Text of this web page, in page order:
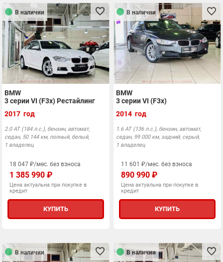
В наличии
BMW
3 серии VI (F3x) Рестайлинг
2017 год
2.0 АТ (184 л.с.), бензин, автомат,
седан, 50 144 км, полный, белый,
1 владелец
18 047 ₽/мес. без взноса
1 385 990 ₽
Цена актуальна при покупке в
кредит
КУПИТЬ
В наличии
BMW
3 серии VI (F3x)
2014 год
1.6 АТ (136 л.с.), бензин, автомат,
седан, 99 000 км, задний, серый,
1 владелец
11 601 ₽/мес. без взноса
890 990 ₽
Цена актуальна при покупке в
кредит
КУПИТЬ
В наличии В наличии